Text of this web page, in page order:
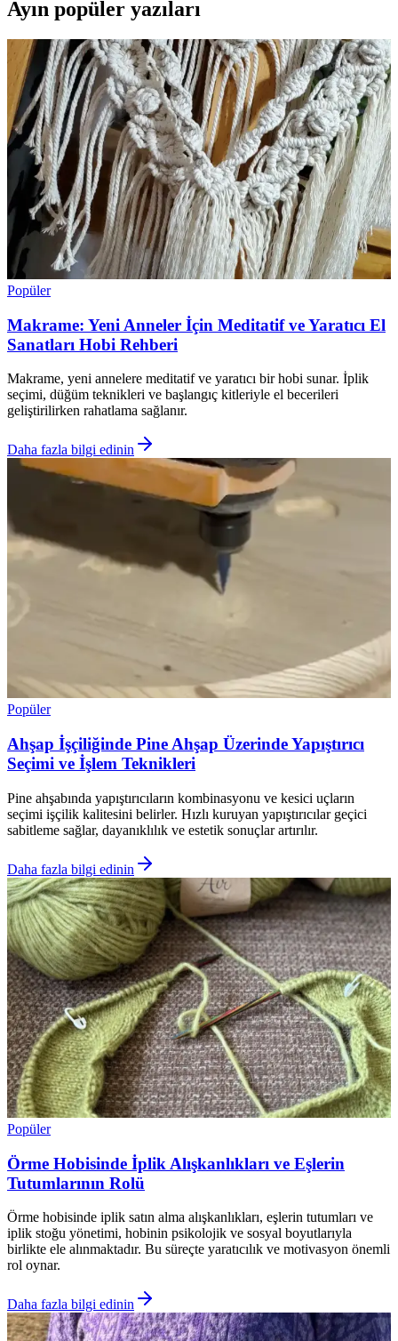
Ayın popüler yazıları
Popüler
Makrame: Yeni Anneler İçin Meditatif ve Yaratıcı El
Sanatları Hobi Rehberi
Makrame, yeni annelere meditatif ve yaratıcı bir hobi sunar. İplik
seçimi, düğüm teknikleri ve başlangıç kitleriyle el becerileri
geliştirilirken rahatlama sağlanır.
Daha fazla bilgi edinin
Popüler
Ahşap İşçiliğinde Pine Ahşap Üzerinde Yapıştırıcı
Seçimi ve İşlem Teknikleri
Pine ahşabında yapıştırıcıların kombinasyonu ve kesici uçların
seçimi işçilik kalitesini belirler. Hızlı kuruyan yapıştırıcılar geçici
sabitleme sağlar, dayanıklılık ve estetik sonuçlar artırılır.
Daha fazla bilgi edinin
Popüler
Örme Hobisinde İplik Alışkanlıkları ve Eşlerin
Tutumlarının Rolü
Örme hobisinde iplik satın alma alışkanlıkları, eşlerin tutumları ve
iplik stoğu yönetimi, hobinin psikolojik ve sosyal boyutlarıyla
birlikte ele alınmaktadır. Bu süreçte yaratıcılık ve motivasyon önemli
rol oynar.
Daha fazla bilgi edinin